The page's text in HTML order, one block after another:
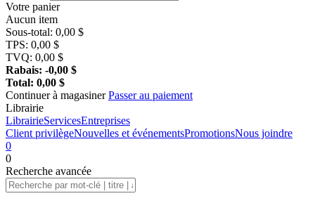
Votre panier
Aucun item
Sous-total: 0,00 $
TPS: 0,00 $
TVQ: 0,00 $
Rabais: -0,00 $
Total: 0,00 $
Continuer à magasiner Passer au paiement
Librairie
LibrairieServicesEntreprises
Client privilègeNouvelles et événementsPromotionsNous joindre
0
0
Recherche avancée